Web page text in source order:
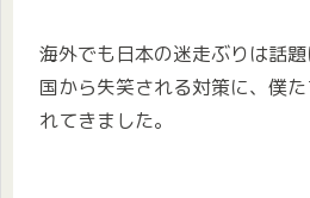
海外でも日本の迷走ぶりは話
国から失笑される対策に、僕
れてきました。